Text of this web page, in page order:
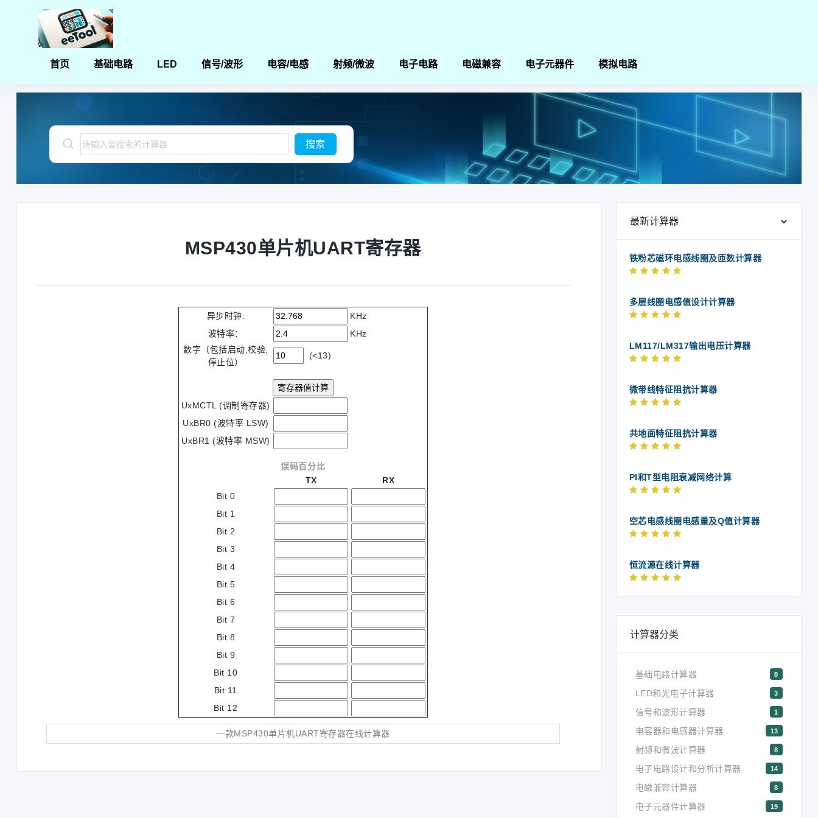
首页 基础电路 LED 信号/波形 电容/电感 射频/微波 电子电路 电磁兼容 电子元器件 模拟电路
MSP430单片机UART寄存器
异步时钟:
KHz
波特率：
KHz
数字（包括启动,校验,
停止位）
(<13)
UxMCTL (调制寄存器)
UxBR0 (波特率 LSW)
UxBR1 (波特率 MSW)
误码百分比
TX
RX
Bit 0
Bit 1
Bit 2
Bit 3
Bit 4
Bit 5
Bit 6
Bit 7
Bit 8
Bit 9
Bit 10
Bit 11
Bit 12
一款MSP430单片机UART寄存器在线计算器
最新计算器
铁粉芯磁环电感线圈及匝数计算器
多层线圈电感值设计计算器
LM117/LM317输出电压计算器
微带线特征阻抗计算器
共地面特征阻抗计算器
PI和T型电阻衰减网络计算
空芯电感线圈电感量及Q值计算器
恒流源在线计算器
计算器分类
基础电路计算器 8
LED和光电子计算器 3
信号和波形计算器 1
电容器和电感器计算器 13
射频和微波计算器 8
电子电路设计和分析计算器 14
电磁兼容计算器 8
电子元器件计算器 19